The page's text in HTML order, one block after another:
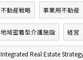
不動産戦略 事業用不動産
地域密着型介護施設 経営
Integrated Real Estate